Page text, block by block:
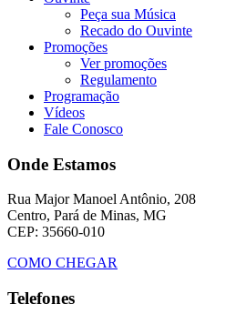
Peça sua Música
Recado do Ouvinte
Promoções
Ver promoções
Regulamento
Programação
Vídeos
Fale Conosco
Onde Estamos
Rua Major Manoel Antônio, 208
Centro, Pará de Minas, MG
CEP: 35660-010
COMO CHEGAR
Telefones